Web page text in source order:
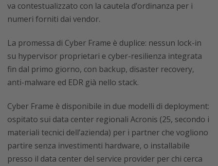
va contestualizzato con la cautela d’ordinanza per i
numeri forniti dai vendor.
La promessa di Cyber Frame è duplice: nessun lock-in
su hypervisor proprietari e cyber-resilienza integrata
fin dal primo giorno, con backup, disaster recovery,
anti-malware ed EDR già nello stack.
Cyber Frame è disponibile in due modelli di deployment:
ospitato sui data center regionali Acronis (25, secondo i
materiali tecnici dell’azienda) per i partner che vogliono
partire senza investimenti hardware, o installabile
presso il data center del service provider per chi cerca